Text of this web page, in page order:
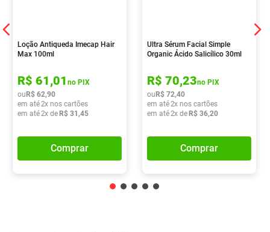
Loção Antiqueda Imecap Hair
Max 100ml
R$ 61,01 no PIX
ou R$ 62,90
em até2x nos cartões
em até2x de R$ 31 ,45
Comprar
Ultra Sérum Facial Simple
Organic Ácido Salicílico 30ml
R$ 70,23no PIX
ou R$ 72,40
em até2x nos cartões
em até2x de R$ 36,20
Comprar